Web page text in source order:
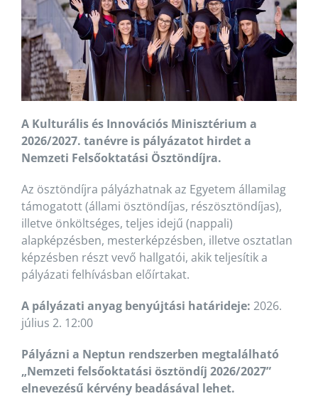
A Kulturális és Innovációs Minisztérium a
2026/2027. tanévre is pályázatot hirdet a
Nemzeti Felsőoktatási Ösztöndíjra.
Az ösztöndíjra pályázhatnak az Egyetem államilag
támogatott (állami ösztöndíjas, részösztöndíjas),
illetve önköltséges, teljes idejű (nappali)
alapképzésben, mesterképzésben, illetve osztatlan
képzésben részt vevő hallgatói, akik teljesítik a
pályázati felhívásban előírtakat.
A pályázati anyag benyújtási határideje: 2026.
július 2. 12:00
Pályázni a Neptun rendszerben megtalálható
„Nemzeti felsőoktatási ösztöndíj 2026/2027”
elnevezésű kérvény beadásával lehet.